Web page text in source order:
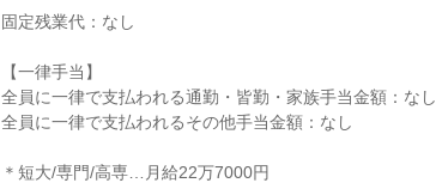
固定残業代：なし
【一律手当】
全員に一律で支払われる通勤・皆勤・家族手当金額：なし
全員に一律で支払われるその他手当金額：なし
＊短大/専門/高専…月給22万7000円